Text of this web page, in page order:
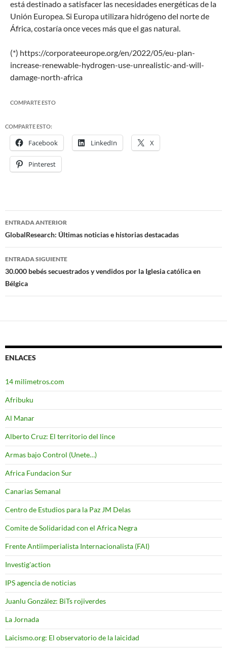
está destinado a satisfacer las necesidades energéticas de la
Unión Europea. Si Europa utilizara hidrógeno del norte de
África, costaría once veces más que el gas natural.
(*) https://corporateeurope.org/en/2022/05/eu-plan-
increase-renewable-hydrogen-use-unrealistic-and-will-
damage-north-africa
COMPARTE ESTO
COMPARTE ESTO:
Facebook LinkedIn X
Pinterest
Navegación
de
entradas
ENTRADA ANTERIOR
GlobalResearch: Últimas noticias e historias destacadas
ENTRADA SIGUIENTE
30.000 bebés secuestrados y vendidos por la Iglesia católica en
Bélgica
ENLACES
14 milimetros.com
Afribuku
Al Manar
Alberto Cruz: El territorio del lince
Armas bajo Control (Unete…)
Africa Fundacion Sur
Canarias Semanal
Centro de Estudios para la Paz JM Delas
Comite de Solidaridad con el Africa Negra
Frente Antiimperialista Internacionalista (FAI)
Investig'action
IPS agencia de noticias
Juanlu González: BiTs rojiverdes
La Jornada
Laicismo.org: El observatorio de la laicidad